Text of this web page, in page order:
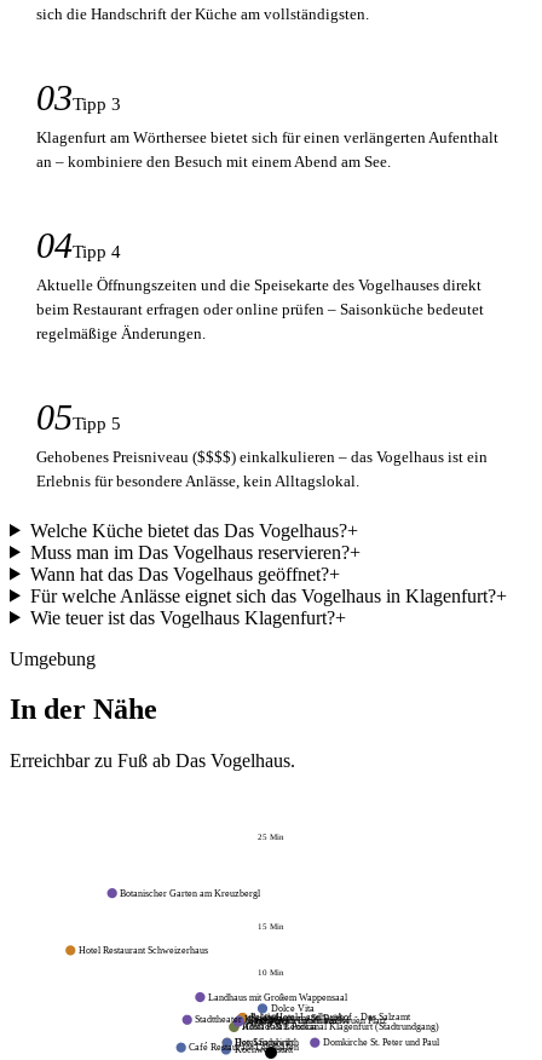
sich die Handschrift der Küche am vollständigsten.
03Tipp 3
Klagenfurt am Wörthersee bietet sich für einen verlängerten Aufenthalt
an – kombiniere den Besuch mit einem Abend am See.
04Tipp 4
Aktuelle Öffnungszeiten und die Speisekarte des Vogelhauses direkt
beim Restaurant erfragen oder online prüfen – Saisonküche bedeutet
regelmäßige Änderungen.
05Tipp 5
Gehobenes Preisniveau ($$$$) einkalkulieren – das Vogelhaus ist ein
Erlebnis für besondere Anlässe, kein Alltagslokal.
Welche Küche bietet das Das Vogelhaus?+
Muss man im Das Vogelhaus reservieren?+
Wann hat das Das Vogelhaus geöffnet?+
Für welche Anlässe eignet sich das Vogelhaus in Klagenfurt?+
Wie teuer ist das Vogelhaus Klagenfurt?+
Umgebung
In der Nähe
Erreichbar zu Fuß ab Das Vogelhaus.
5Min
10Min
15Min
25Min
Domkirche St. Peter und Paul
Hotel Palais Porcia
Lindwurmbrunnen am Neuen Platz
Kochwerkstatt
Stadtpfarrturm St. Egid
Palais Hotel Landhaushof - Das Salzamt
Gasthaus im Landhaushof
Hotel Sandwirth
Der Sandwirth
Altstadt & Lendkanal Klagenfurt (Stadtrundgang)
Alter Platz
Dolce Vita
Landhaus mit Großem Wappensaal
Stadttheater Klagenfurt
Café Restaurant Lendhafen
Botanischer Garten am Kreuzbergl
Hotel Restaurant Schweizerhaus